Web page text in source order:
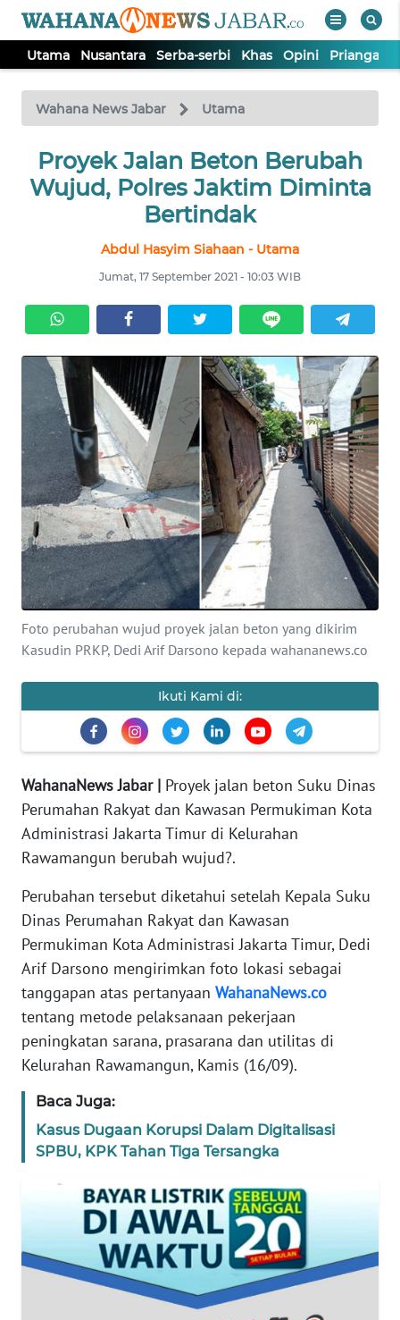
Utama Nusantara Serba-serbi Khas Opini Priangan
Wahana News Jabar Utama
Proyek Jalan Beton Berubah
Wujud, Polres Jaktim Diminta
Bertindak
Abdul Hasyim Siahaan - Utama
Jumat, 17 September 2021 - 10:03 WIB
Foto perubahan wujud proyek jalan beton yang dikirim
Kasudin PRKP, Dedi Arif Darsono kepada wahananews.co
Ikuti Kami di:
WahanaNews Jabar | Proyek jalan beton Suku Dinas
Perumahan Rakyat dan Kawasan Permukiman Kota
Administrasi Jakarta Timur di Kelurahan
Rawamangun berubah wujud?.
Perubahan tersebut diketahui setelah Kepala Suku
Dinas Perumahan Rakyat dan Kawasan
Permukiman Kota Administrasi Jakarta Timur, Dedi
Arif Darsono mengirimkan foto lokasi sebagai
tanggapan atas pertanyaan WahanaNews.co
tentang metode pelaksanaan pekerjaan
peningkatan sarana, prasarana dan utilitas di
Kelurahan Rawamangun, Kamis (16/09).
Baca Juga:
Kasus Dugaan Korupsi Dalam Digitalisasi
SPBU, KPK Tahan Tiga Tersangka
TV
Tutup
UTAMA
KHAS
OPINI
PRIANGAN
TIMUR
SUKABUMI
PURWAKARTA
Informasi
INDEKS
BERITA
IKLAN
TENTANG
KAMI
PEDOMAN
MEDIA
SIBER
KARIR
Wahana
Regional
WN